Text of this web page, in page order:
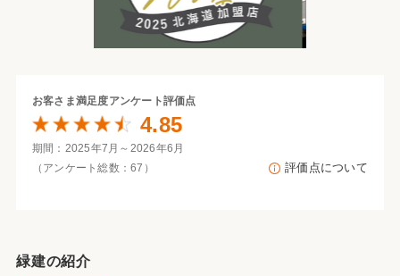
緑建の紹介
お客さま満足度アンケート評価点
4.85
期間：2025年7月～2026年6月
（アンケート総数：67）
評価点について